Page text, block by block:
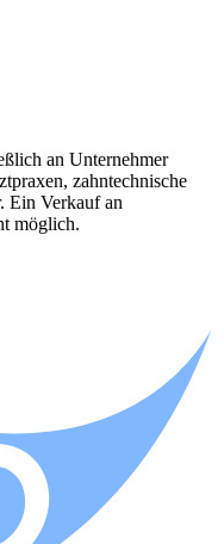
an Unternehmer
zahntechnische
Ein Verkauf an
möglich.